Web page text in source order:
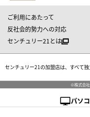
ご利用にあたって
反社会的勢力への対応
センチュリー21とは
センチュリー21の加盟店は、すべて独
©株式会社
パソ